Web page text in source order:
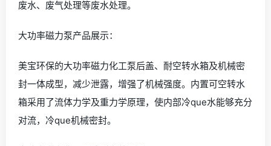
废水、废气处理等废水处理。
大功率磁力泵产品展示：
美宝环保的大功率磁力化工泵后盖、耐空转水箱及机械密
封一体成型，减少泄露，增强了机械强度。内置可空转水
箱采用了流体力学及重力学原理，使内部冷que水能够充分
对流，冷que机械密封。